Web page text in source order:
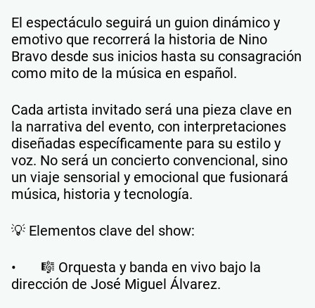
El espectáculo seguirá un guion dinámico y
emotivo que recorrerá la historia de Nino
Bravo desde sus inicios hasta su consagración
como mito de la música en español.
Cada artista invitado será una pieza clave en
la narrativa del evento, con interpretaciones
diseñadas específicamente para su estilo y
voz. No será un concierto convencional, sino
un viaje sensorial y emocional que fusionará
música, historia y tecnología.
💡 Elementos clave del show:
• 🎼 Orquesta y banda en vivo bajo la
dirección de José Miguel Álvarez.